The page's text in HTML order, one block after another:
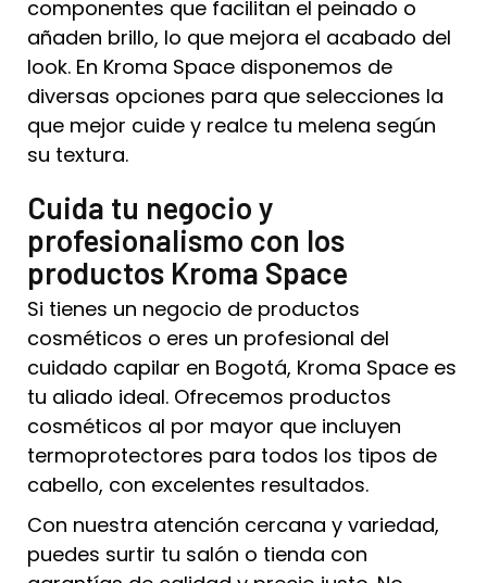
componentes que facilitan el peinado o
añaden brillo, lo que mejora el acabado del
look. En Kroma Space disponemos de
diversas opciones para que selecciones la
que mejor cuide y realce tu melena según
su textura.
Cuida tu negocio y
profesionalismo con los
productos Kroma Space
Si tienes un negocio de productos
cosméticos o eres un profesional del
cuidado capilar en Bogotá, Kroma Space es
tu aliado ideal. Ofrecemos productos
cosméticos al por mayor que incluyen
termoprotectores para todos los tipos de
cabello, con excelentes resultados.
Con nuestra atención cercana y variedad,
puedes surtir tu salón o tienda con